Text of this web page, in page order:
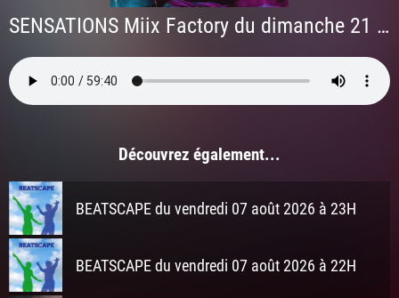
SENSATIONS Miix Factory du dimanche 21 juin 2026 à 3h
Découvrez également...
BEATSCAPE du vendredi 07 août 2026 à 23H
BEATSCAPE du vendredi 07 août 2026 à 22H